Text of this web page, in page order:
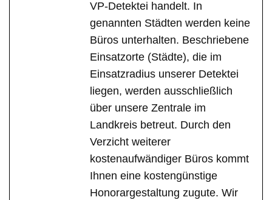
VP-Detektei handelt. In
genannten Städten werden keine
Büros unterhalten. Beschriebene
Einsatzorte (Städte), die im
Einsatzradius unserer Detektei
liegen, werden ausschließlich
über unsere Zentrale im
Landkreis betreut. Durch den
Verzicht weiterer
kostenaufwändiger Büros kommt
Ihnen eine kostengünstige
Honorargestaltung zugute. Wir